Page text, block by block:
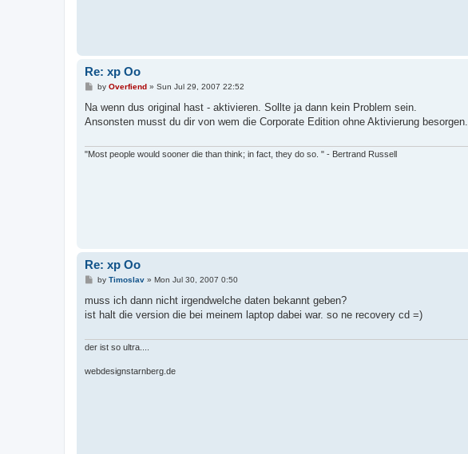
Re: xp Oo
P
s
by Overfiend» Sun Jul 29, 2007 22:52
Na wenn dus original hast - aktivieren. Sollte ja dann kein Problem sein.
Ansonsten musst du dir von wem die Corporate Edition ohne Aktivierung besorgen.
"Most people would sooner die than think; in fact, they do so. " - Bertrand Russell
Re: xp Oo
P
s
by Timoslav» Mon Jul 30, 2007 0:50
muss ich dann nicht irgendwelche daten bekannt geben?
ist halt die version die bei meinem laptop dabei war. so ne recovery cd =)
der ist so ultra....
webdesignstarnberg.de